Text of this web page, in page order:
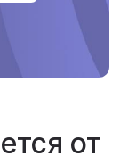
от